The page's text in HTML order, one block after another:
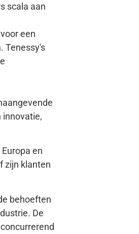
scala aan
een
Tenessy's
innovatie,
en
zijn klanten
behoeften
De